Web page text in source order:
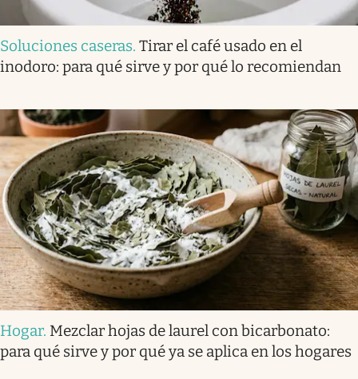
Soluciones caseras. Tirar el café usado en el
inodoro: para qué sirve y por qué lo recomiendan
Hogar. Mezclar hojas de laurel con bicarbonato:
para qué sirve y por qué ya se aplica en los hogares